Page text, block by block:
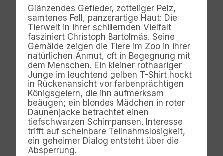
Glänzendes Gefieder, zotteliger Pelz,
samtenes Fell, panzerartige Haut: Die
Tierwelt in ihrer schillernden Vielfalt
fasziniert Christoph Bartolmäs. Seine
Gemälde zeigen die Tiere im Zoo in ihrer
natürlichen Anmut, oft in Begegnung mit
dem Menschen. Ein kleiner rothaariger
Junge im leuchtend gelben T-Shirt hockt
in Rückenansicht vor farbenprächtigen
Königsgeiern, die ihn aufmerksam
beäugen; ein blondes Mädchen in roter
Daunenjacke betrachtet einen
tiefschwarzen Schimpansen. Interesse
trifft auf scheinbare Teilnahmslosigkeit,
ein geheimer Dialog entsteht über die
Absperrung.